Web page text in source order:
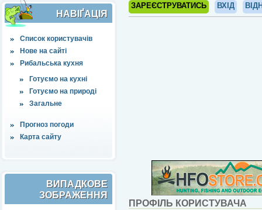
НАВІҐАЦІЯ
Список користувачів
Нове на сайті
Рибальська кухня
Готуємо на кухні
Готуємо на природі
Загальне
Прогноз погоди
Карта сайту
ВИПАДКОВЕ
ЗОБРАЖЕННЯ
ЗАРЕЄСТРУВАТИСЬ ВХІД
ПРОФІЛЬ КОРИСТУВАЧА